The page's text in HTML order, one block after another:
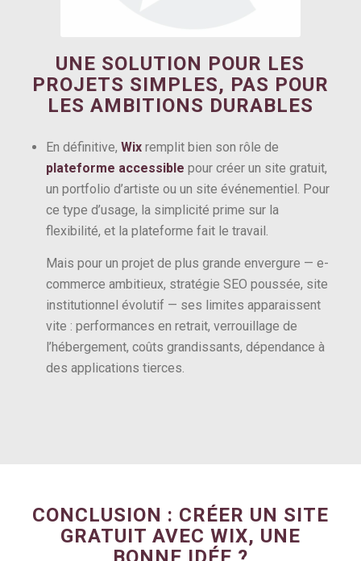
UNE SOLUTION POUR LES
PROJETS SIMPLES, PAS POUR
LES AMBITIONS DURABLES
En définitive, Wixremplit bien son rôle de
plateforme accessible pour créer un site gratuit,
un portfolio d’artiste ou un site événementiel. Pour
ce type d’usage, la simplicité prime sur la
flexibilité, et la plateforme fait le travail.
Mais pour un projet de plus grande envergure — e-
commerce ambitieux, stratégie SEO poussée, site
institutionnel évolutif — ses limites apparaissent
vite : performances en retrait, verrouillage de
l’hébergement, coûts grandissants, dépendance à
des applications tierces.
CONCLUSION : CRÉER UN SITE
GRATUIT AVEC WIX, UNE